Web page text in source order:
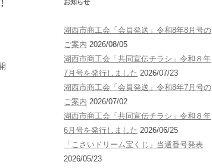
お知らせ
湖西市商工会「会員発送」令和8年8月号の
ご案内 2026/08/05
湖西市商工会「共同宣伝チラシ」令和８年
7月号を発行しました 2026/07/23
湖西市商工会「会員発送」令和8年7月号の
ご案内 2026/07/02
湖西市商工会「共同宣伝チラシ」令和８年
6月号を発行しました 2026/06/25
「こさいドリーム宝くじ」当選番号発表
2026/05/23